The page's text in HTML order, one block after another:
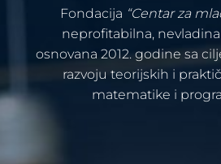
Fondacija “Centar za
neprofitabilna,
osnovana 2012. godine sa
razvoju teorijskih i
matematike i